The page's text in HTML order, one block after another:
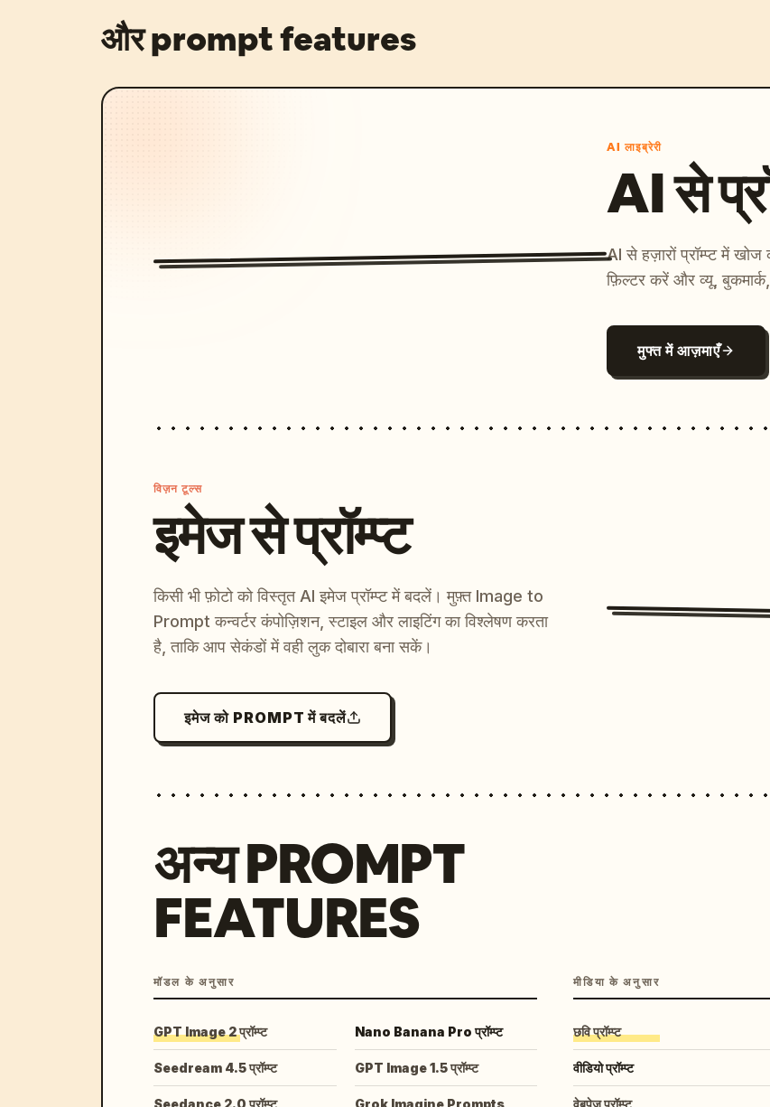
और prompt features
AI लाइब्रेरी
AI से
AI से हज़ारों प्रॉम्प्ट में
फ़िल्टर करें और व्यू,
मुफ्त में आज़माएँ
विज़न टूल्स
इमेज से प्रॉम्प्ट
किसी भी फ़ोटो को विस्तृत AI इमेज प्रॉम्प्ट में बदलें। मुफ़्त Image to
Prompt कन्वर्टर कंपोज़िशन, स्टाइल और लाइटिंग का विश्लेषण करता
है, ताकि आप सेकंडों में वही लुक दोबारा बना सकें।
इमेज को PROMPT में बदलें
अन्य PROMPT
FEATURES
मॉडल के अनुसार
GPT Image 2 प्रॉम्प्ट Nano Banana Pro प्रॉम्प्ट
Seedream 4.5 प्रॉम्प्ट GPT Image 1.5 प्रॉम्प्ट
Seedance 2.0 प्रॉम्प्ट Grok Imagine Prompts
मीडिया के अनुसार
छवि प्रॉम्प्ट
वीडियो प्रॉम्प्ट
वेबपेज प्रॉम्प्ट